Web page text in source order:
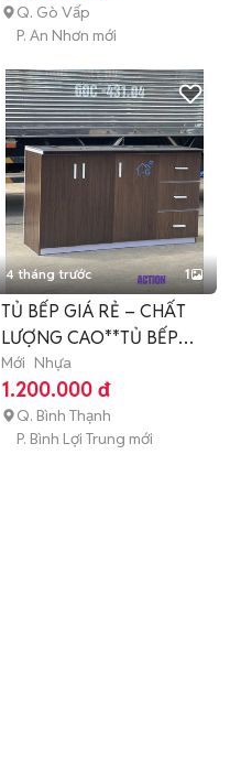
Q. Gò Vấp
P. An Nhơn mới
4 tháng trước 1
TỦ BẾP GIÁ RẺ – CHẤT
LƯỢNG CAO**TỦ BẾP
**TỦ BẾP *
Mới Nhựa
1.200.000 đ
Q. Bình Thạnh
P. Bình Lợi Trung mới